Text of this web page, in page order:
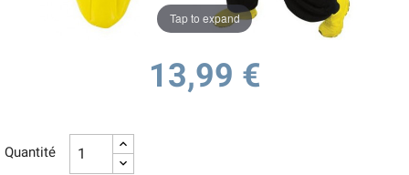
Tap to expand
13,99 €
Quantité